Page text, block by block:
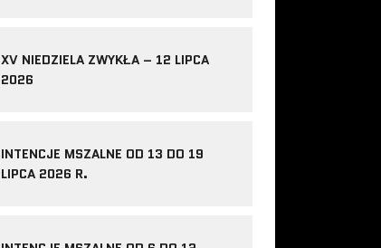
XV NIEDZIELA ZWYKŁA – 12 LIPCA
2026
INTENCJE MSZALNE OD 13 DO 19
LIPCA 2026 R.